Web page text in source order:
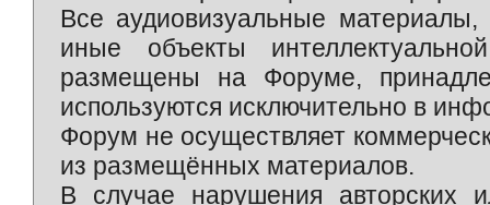
Все аудиовизуальные
иные объекты
размещены на Форуме,
используются исключительно в
Форум не осуществляет
из размещённых материалов.
В случае нарушения авторских